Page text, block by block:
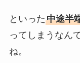
といった中途半
ってしまうなん
ね。